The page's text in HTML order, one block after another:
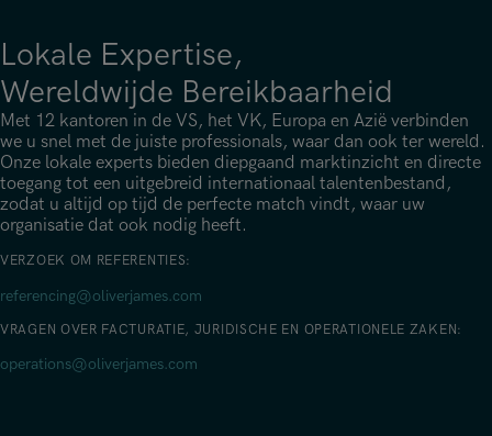
Find out more
Lokale Expertise,
Wereldwijde Bereikbaarheid
Met 12 kantoren in de VS, het VK, Europa en Azië verbinden
we u snel met de juiste professionals, waar dan ook ter wereld.
Onze lokale experts bieden diepgaand marktinzicht en directe
toegang tot een uitgebreid internationaal talentenbestand,
zodat u altijd op tijd de perfecte match vindt, waar uw
organisatie dat ook nodig heeft.
VERZOEK OM REFERENTIES:
referencing@oliverjames.com
VRAGEN OVER FACTURATIE, JURIDISCHE EN OPERATIONELE ZAKEN:
operations@oliverjames.com